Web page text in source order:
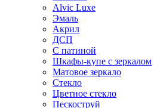
Alvic Luxe
Эмаль
Акрил
ДСП
С патиной
Шкафы-купе с зеркалом
Матовое зеркало
Стекло
Цветное стекло
Пескоструй